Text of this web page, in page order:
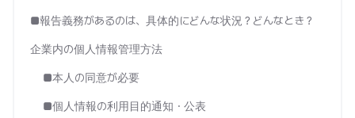
■報告義務があるのは、具体的にどんな状況？どんなとき？
企業内の個人情報管理方法
■本人の同意が必要
■個人情報の利用目的通知・公表